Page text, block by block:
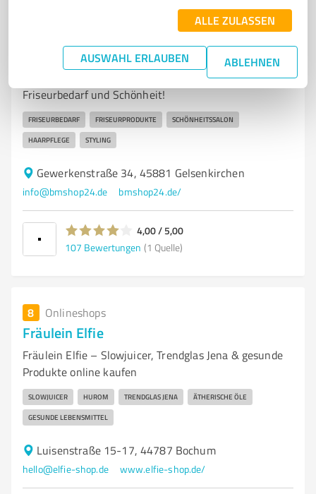
ALLE ZULASSEN
AUSWAHL ERLAUBEN ABLEHNEN
BM Beauty & More GmbH
BM Beauty & More GmbH – Ihr Partner für
Friseurbedarf und Schönheit!
FRISEURBEDARF FRISEURPRODUKTE SCHÖNHEITSSALON
HAARPFLEGE STYLING
Gewerkenstraße 34, 45881 Gelsenkirchen
info@bmshop24.de bmshop24.de/
4,00 / 5,00
107 Bewertungen (1 Quelle)
8 Onlineshops
Fräulein Elfie
Fräulein Elfie – Slowjuicer, Trendglas Jena & gesunde
Produkte online kaufen
SLOWJUICER HUROM TRENDGLAS JENA ÄTHERISCHE ÖLE
GESUNDE LEBENSMITTEL
Luisenstraße 15-17, 44787 Bochum
hello@elfie-shop.de www.elfie-shop.de/